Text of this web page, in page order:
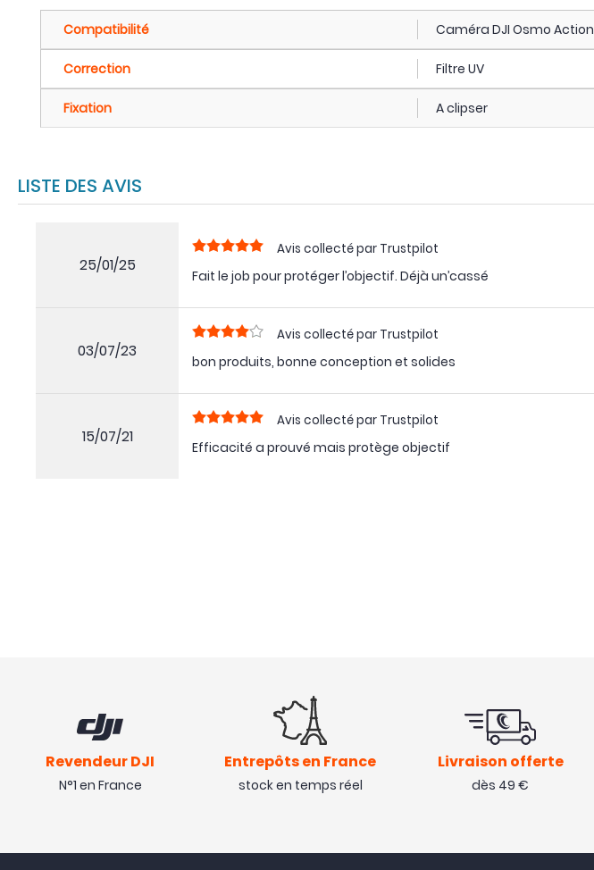
Compatibilité Caméra DJI Osmo Action
Correction Filtre UV
Fixation A clipser
LISTE DES AVIS
25/01/25
Avis collecté par Trustpilot
Fait le job pour protéger l’objectif. Déjà un’cassé
03/07/23
Avis collecté par Trustpilot
bon produits, bonne conception et solides
15/07/21
Avis collecté par Trustpilot
Efficacité a prouvé mais protège objectif
Revendeur DJI
N°1 en France
Entrepôts en France
stock en temps réel
Livraison offerte
dès 49 €